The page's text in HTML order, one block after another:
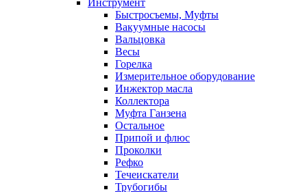
Инструмент
Быстросъемы, Муфты
Вакуумные насосы
Вальцовка
Весы
Горелка
Измерительное оборудование
Инжектор масла
Коллектора
Муфта Ганзена
Остальное
Припой и флюс
Проколки
Рефко
Течеискатели
Трубогибы